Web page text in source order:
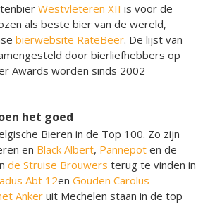
Westvleteren XII is voor de
als beste bier van de wereld,
bierwebsite RateBeer. De lijst van
door bierliefhebbers op
Awards worden sinds 2002
het goed
Bieren in de Top 100. Zo zijn
en Black Albert, Pannepot en de
de Struise Brouwers terug te vinden in
Abt 12en Gouden Carolus
Ankeruit Mechelen staan in de top